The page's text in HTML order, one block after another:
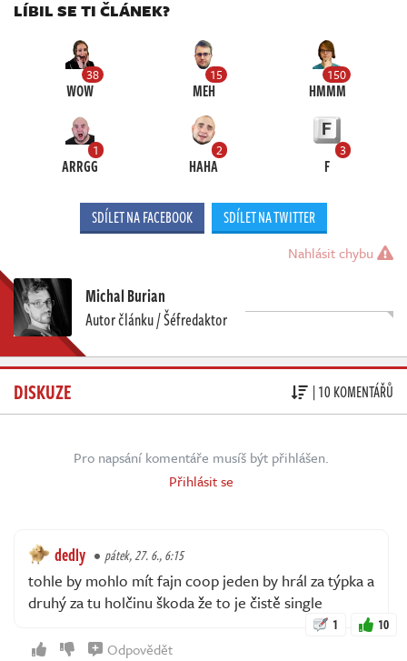
LÍBIL SE TI ČLÁNEK?
38
WOW
15
MEH
150
HMMM
1
ARRGG
2
HAHA
3
F
SDÍLET NA FACEBOOK SDÍLET NA TWITTER
Nahlásit chybu
Michal Burian
Autor článku / Šéfredaktor
DISKUZE | 10 KOMENTÁŘŮ
Pro napsání komentáře musíš být přihlášen.
Přihlásit se
dedly pátek, 27. 6., 6:15
tohle by mohlo mít fajn coop jeden by hrál za týpka a
druhý za tu holčinu škoda že to je čistě single
1 10
Odpovědět